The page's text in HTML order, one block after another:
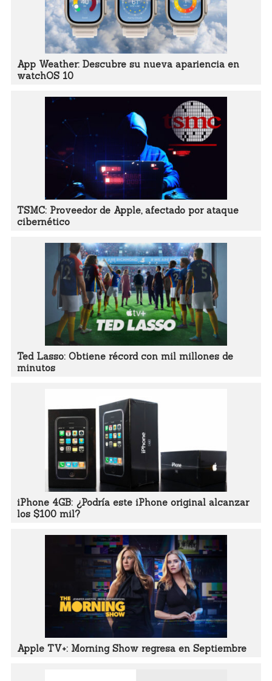
App Weather: Descubre su nueva apariencia en
watchOS 10
TSMC: Proveedor de Apple, afectado por ataque
cibernético
Ted Lasso: Obtiene récord con mil millones de
minutos
iPhone 4GB: ¿Podría este iPhone original alcanzar
los $100 mil?
Apple TV+: Morning Show regresa en Septiembre